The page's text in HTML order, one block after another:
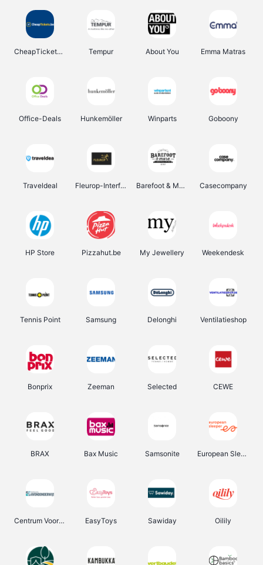
CheapTickets.be Tempur About You Emma Matras
Office-Deals Hunkemöller Winparts Goboony
Traveldeal Fleurop-Interflora Barefoot & More Casecompany
HP Store Pizzahut.be My Jewellery Weekendesk
Tennis Point Samsung Delonghi Ventilatieshop
Bonprix Zeeman Selected CEWE
BRAX Bax Music Samsonite European Sleeper
Centrum Voor Avondonderwijs EasyToys Sawiday Oilily